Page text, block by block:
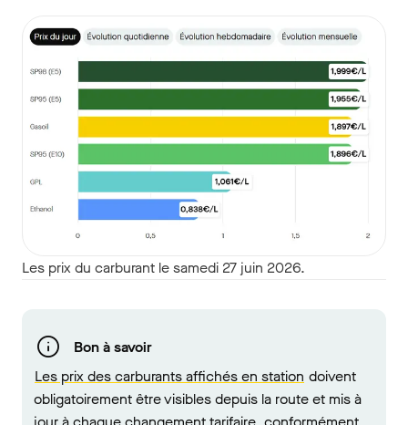
Les prix du carburant le samedi 27 juin 2026.
Bon à savoir
Les prix des carburants affichés en station doivent
obligatoirement être visibles depuis la route et mis à